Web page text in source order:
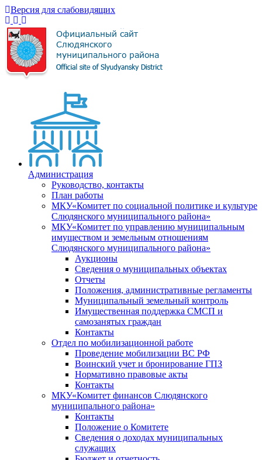
Версия для слабовидящих
Администрация
Руководство, контакты
План работы
МКУ«Комитет по социальной политике и культуре
Слюдянского муниципального района»
МКУ«Комитет по управлению муниципальным
имуществом и земельным отношениям
Слюдянского муниципального района»
Аукционы
Сведения о муниципальных объектах
Отчеты
Положения, административные регламенты
Муниципальный земельный контроль
Имущественная поддержка СМСП и
самозанятых граждан
Контакты
Отдел по мобилизационной работе
Проведение мобилизации ВС РФ
Воинский учет и бронирование ГПЗ
Нормативно правовые акты
Контакты
МКУ«Комитет финансов Слюдянского
муниципального района»
Контакты
Положение о Комитете
Сведения о доходах муниципальных
служащих